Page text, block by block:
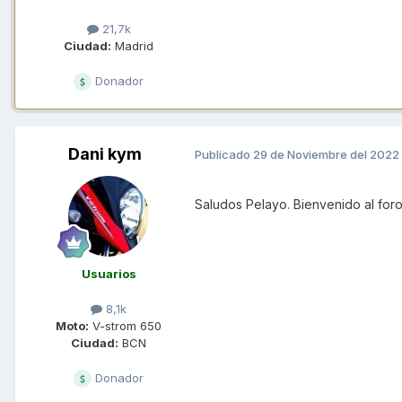
21,7k
Ciudad: Madrid
Donador
Dani kym
Usuarios
8,1k
Moto: V-strom 650
Ciudad: BCN
Donador
Publicado 29 de Noviembre del 2022
Saludos Pelayo. Bienvenido al